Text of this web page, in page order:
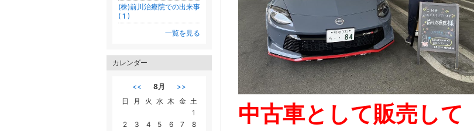
中古車として販売して
(株)前川治療院での出来事
( 1 )
一覧を見る
カレンダー
<< 8月
>>
日
月 火 水 木 金 土
1
2
3 4 5 6 7
8